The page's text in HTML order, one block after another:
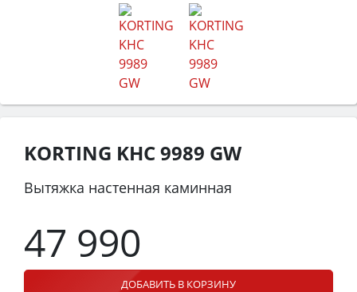
KORTING KHC 9989 GW
Вытяжка настенная каминная
47 990
ДОБАВИТЬ В КОРЗИНУ